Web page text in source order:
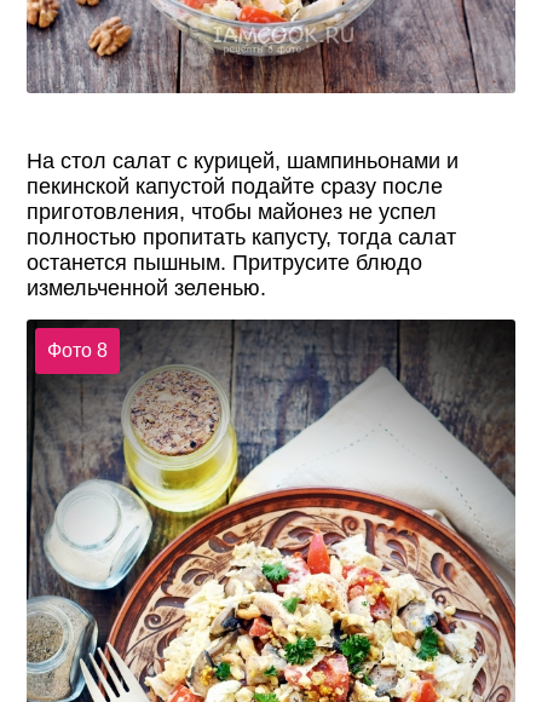
На стол салат с курицей, шампиньонами и
пекинской капустой подайте сразу после
приготовления, чтобы майонез не успел
полностью пропитать капусту, тогда салат
останется пышным. Притрусите блюдо
измельченной зеленью.
Фото 8